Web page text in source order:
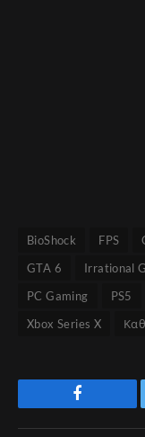
BioShock FPS
GTA 6
Irrational
PC Gaming
PS5
Xbox Series X
Facebook